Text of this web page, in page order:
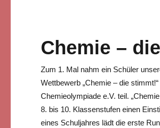
Chemie –
Zum 1. Mal nahm ein Schüler
Wettbewerb „Chemie – die
Chemieolympiade e.V. teil.
8. bis 10. Klassenstufen einen
eines Schuljahres lädt die erste